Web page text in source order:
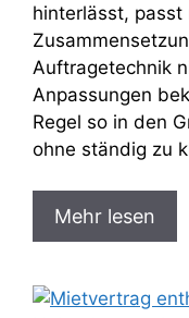
hinterlässt,
Auftragetechnik
Anpassungen
Regel so in den
ohne ständig zu
Mehr lesen